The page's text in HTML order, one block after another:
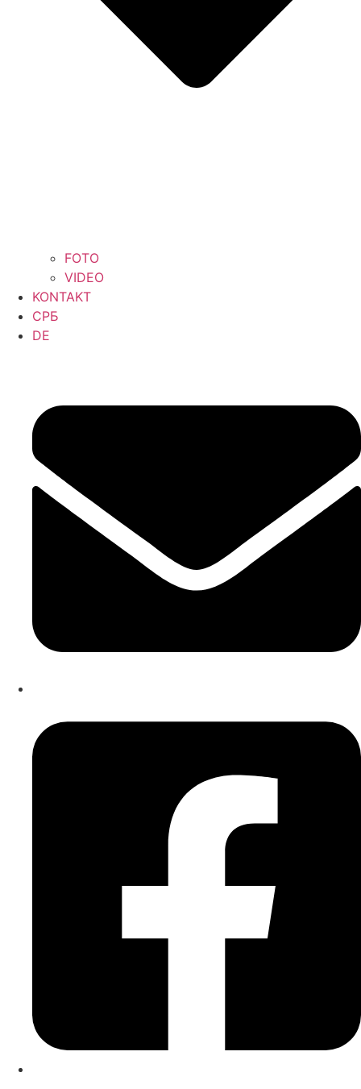
FOTO
VIDEO
KONTAKT
СРБ
DE